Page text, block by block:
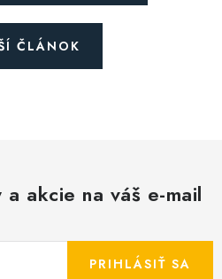
ČLÁNOK
akcie na váš e-mail
PRIHLÁSIŤ SA